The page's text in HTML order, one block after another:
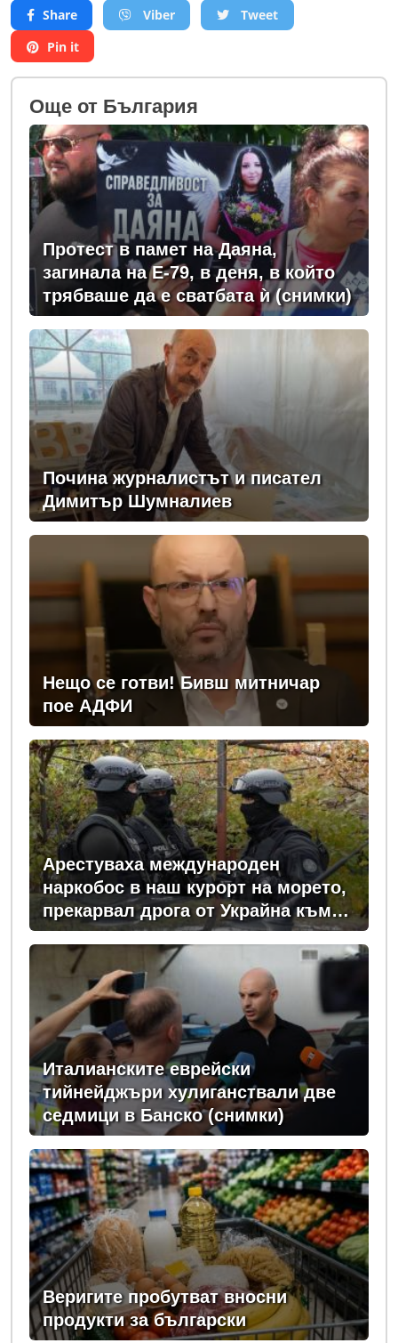
Share Viber
Tweet
Pin it
Oще от България
Протест в памет на Даяна,
загинала на Е-79, в деня, в който
трябваше да е сватбата ѝ (снимки)
Почина журналистът и писател
Димитър Шумналиев
Нещо се готви! Бивш митничар
пое АДФИ
Арестуваха международен
наркобос в наш курорт на морето,
прекарвал дрога от Украйна към
ЕС
Италианските еврейски
тийнейджъри хулиганствали две
седмици в Банско (снимки)
Веригите пробутват вносни
продукти за български